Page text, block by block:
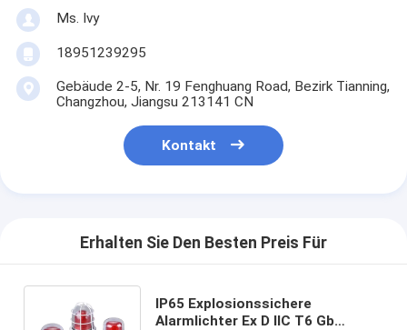
Ms. Ivy
18951239295
Gebäude 2-5, Nr. 19 Fenghuang Road, Bezirk Tianning,
Changzhou, Jiangsu 213141 CN
Kontakt
Erhalten Sie Den Besten Preis Für
IP65 Explosionssichere
Alarmlichter Ex D IIC T6 Gb